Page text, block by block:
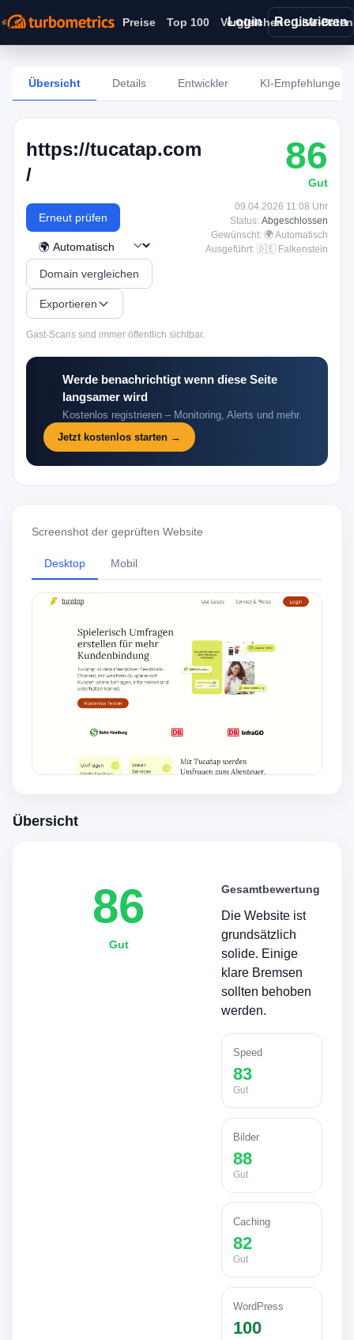
Preise Top 100 Vergleichen Live-Daten
Login Registrieren
Übersicht Details Entwickler KI-Empfehlungen
https://tucatap.com
/
Erneut prüfen
Domain vergleichen
Exportieren
Gast-Scans sind immer öffentlich sichtbar.
86
Gut
09.04.2026 11:08 Uhr
Status: Abgeschlossen
Gewünscht: 🌍 Automatisch
Ausgeführt: 🇩🇪 Falkenstein
Werde benachrichtigt wenn diese Seite
langsamer wird
Kostenlos registrieren – Monitoring, Alerts und mehr.
Jetzt kostenlos starten →
Screenshot der geprüften Website
Desktop Mobil
Übersicht
86
Gut
Gesamtbewertung
Die Website ist
grundsätzlich
solide. Einige
klare Bremsen
sollten behoben
werden.
Speed
83
Gut
Bilder
88
Gut
Caching
82
Gut
WordPress
100